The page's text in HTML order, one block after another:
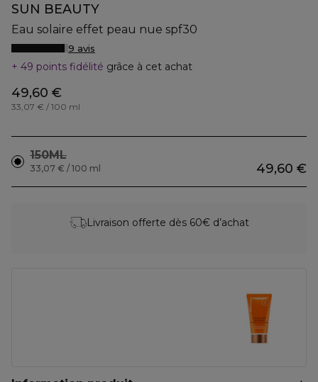
SUN BEAUTY
Eau solaire effet peau nue spf30
9 avis
49 points fidélité grâce à cet achat
49,60 €
33,07 € / 100 ml
150ML
49,60 €
33,07 € / 100 ml
Livraison offerte dès 60€ d’achat